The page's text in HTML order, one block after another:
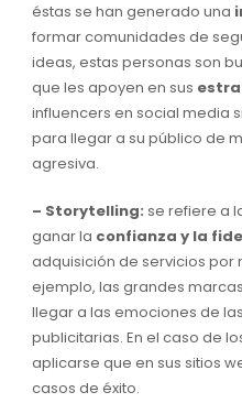
éstas se han generado una
formar comunidades de
ideas, estas personas son
que les apoyen en sus
influencers en social media
para llegar a su público de
agresiva.
– Storytelling: se refiere a
ganar la confianza y la
adquisición de servicios por
ejemplo, las grandes
llegar a las emociones de
publicitarias. En el caso de
aplicarse que en sus sitios
casos de éxito.